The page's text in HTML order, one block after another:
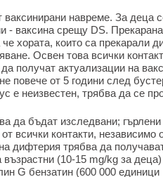
ваксинирани навреме. За деца
- ваксина срещу DS.
че хората, които са прекарали
Освен това всички
получат актуализации на
повече от 5 години след
е неизвестен, трябва да се
да бъдат изследвани;
всички контакти, независимо
дифтерия трябва да
възрастни (10-15 mg/kg за
G бензатин (600 000 единици